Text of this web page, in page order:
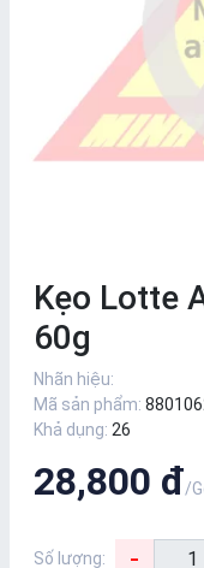
Kẹo Lotte
60g
Nhãn hiệu:
Mã sản phẩm:
Khả dụng: 26
28,800 đ/
Số lượng: -